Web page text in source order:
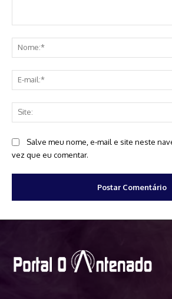
Salve meu nome, e-mail e site neste
vez que eu comentar.